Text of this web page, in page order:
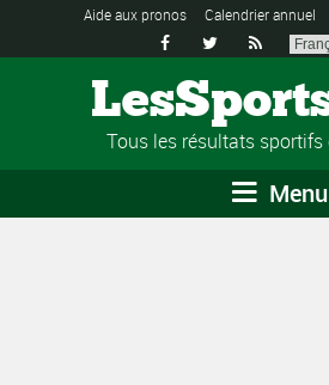
Aide aux pronos Calendrier annuel
  
Tous les résultats sportifs
Menu